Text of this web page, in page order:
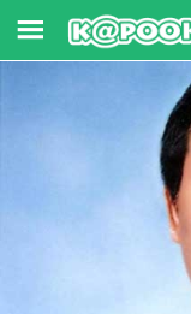
ข่าว-
ความ